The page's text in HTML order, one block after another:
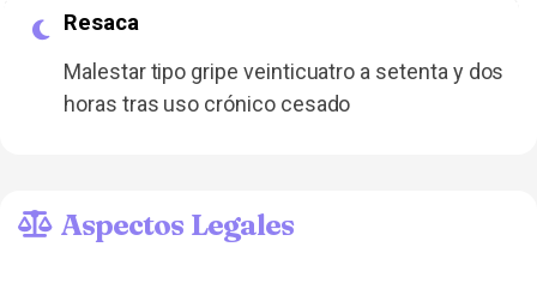
Resaca
Malestar tipo gripe veinticuatro a setenta y dos
horas tras uso crónico cesado
Aspectos Legales